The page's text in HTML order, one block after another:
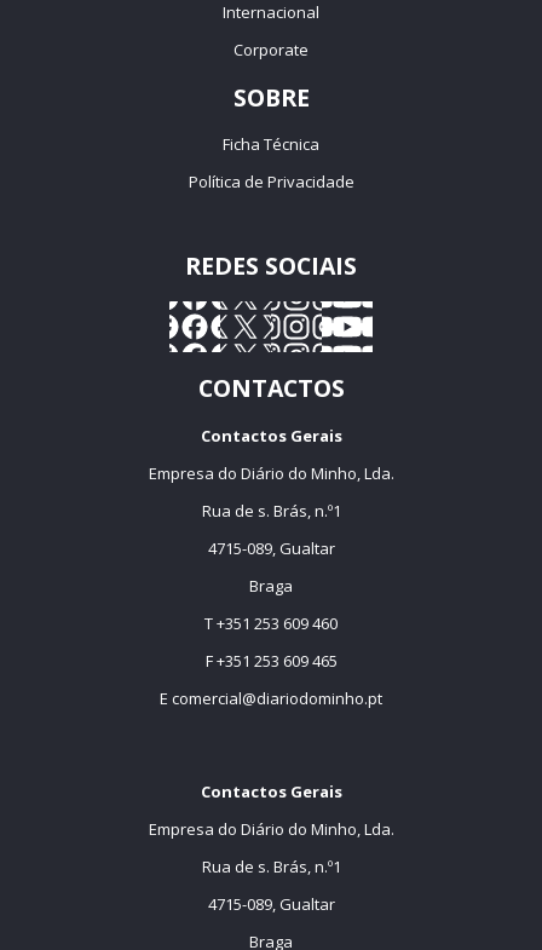
Internacional
Corporate
SOBRE
Ficha Técnica
Política de Privacidade
REDES SOCIAIS
CONTACTOS
Contactos Gerais
Empresa do Diário do Minho, Lda.
Rua de s. Brás, n.º1
4715-089, Gualtar
Braga
T +351 253 609 460
F +351 253 609 465
E comercial@diariodominho.pt
Contactos Gerais
Empresa do Diário do Minho, Lda.
Rua de s. Brás, n.º1
4715-089, Gualtar
Braga